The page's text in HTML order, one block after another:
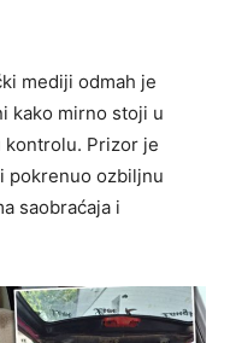
mediji odmah je
kako mirno stoji u
Prizor je
pokrenuo ozbiljnu
saobraćaja i